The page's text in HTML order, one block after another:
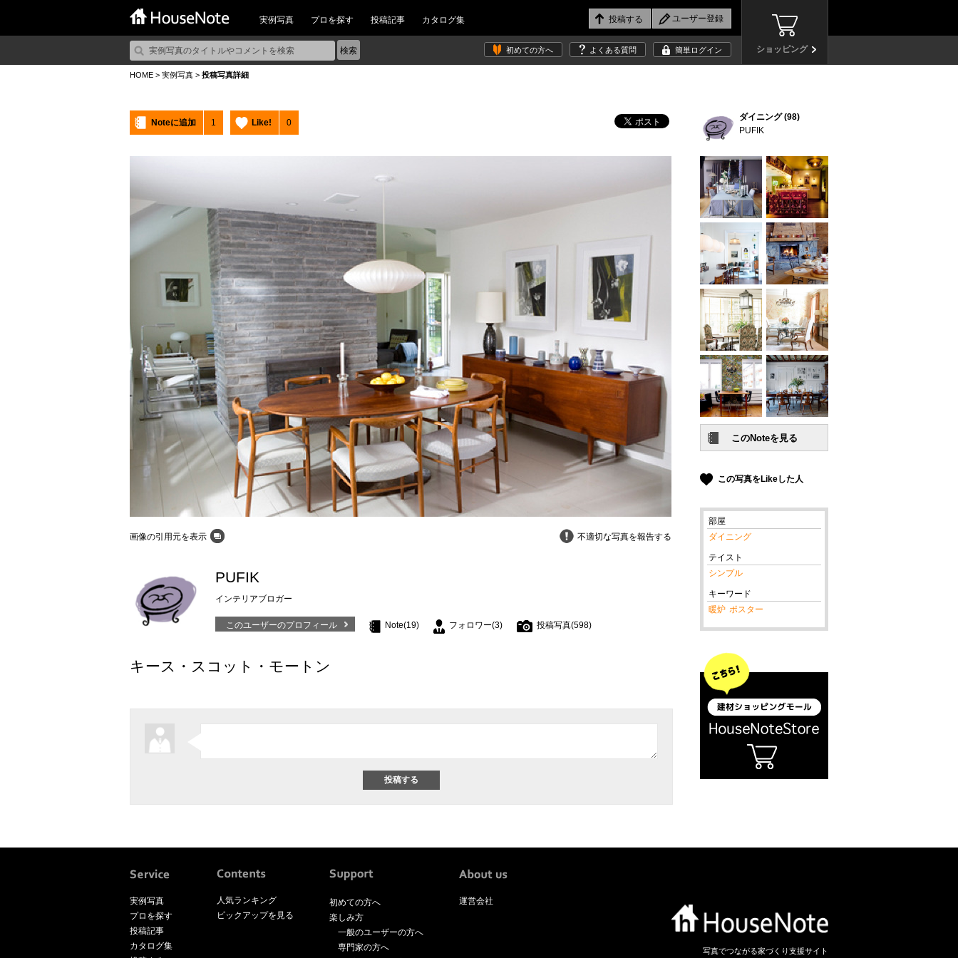
実例写真 プロを探す 投稿記事 カタログ集
ショッピング
初めての方へ よくある質問 簡単ログイン
HOME > 実例写真 > 投稿写真詳細
Noteに追加 1 Like! 0
画像の引用元を表示 不適切な写真を報告する
PUFIK
インテリアブロガー
このユーザーのプロフィール Note(19) フォロワー(3) 投稿写真(598)
キース・スコット・モートン
ダイニング (98)
PUFIK
この写真をLikeした人
部屋
ダイニング
テイスト
シンプル
キーワード
暖炉 ポスター
実例写真
プロを探す
投稿記事
カタログ集
人気ランキング
ピックアップを見る
初めての方へ
楽しみ方
一般のユーザーの方へ
専門家の方へ
運営会社
写真でつながる家づくり支援サイト